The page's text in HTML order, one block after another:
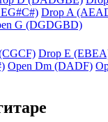
Drop A
G (DGDGBD)
Drop E
Open Dm (DADF)